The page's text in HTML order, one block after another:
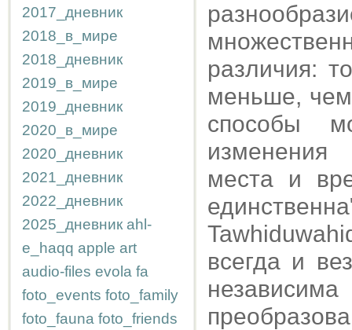
2017_дневник
2018_в_мире
2018_дневник
2019_в_мире
2019_дневник
2020_в_мире
2020_дневник
2021_дневник
2022_дневник
2025_дневник ahl-
e_haqq apple art
audio-files evola fa
foto_events foto_family
foto_fauna foto_friends
различия:
меньше,
способы
изменения
места и
всегда и